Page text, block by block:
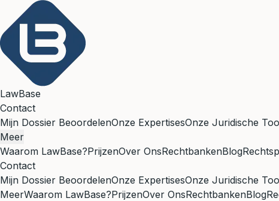
LawBase
Contact
Mijn Dossier BeoordelenOnze ExpertisesOnze Juridische
Meer
Waarom LawBase?PrijzenOver OnsRechtbankenBlog
Contact
Mijn Dossier BeoordelenOnze ExpertisesOnze Juridische
MeerWaarom LawBase?PrijzenOver OnsRechtbankenBlog